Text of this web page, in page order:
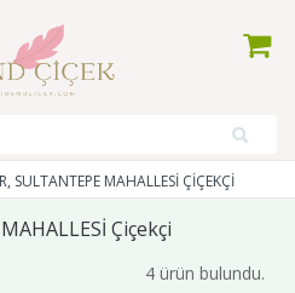
SULTANTEPE MAHALLESİ ÇIÇEKÇI
Çiçekçi
4 ürün bulundu.